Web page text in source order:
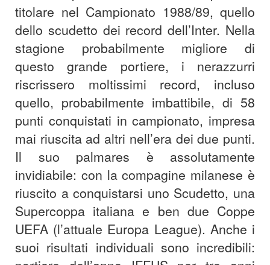
titolare nel Campionato 1988/89, quello
dello scudetto dei record dell’Inter. Nella
stagione probabilmente migliore di
questo grande portiere, i nerazzurri
riscrissero moltissimi record, incluso
quello, probabilmente imbattibile, di 58
punti conquistati in campionato, impresa
mai riuscita ad altri nell’era dei due punti.
Il suo palmares è assolutamente
invidiabile: con la compagine milanese è
riuscito a conquistarsi uno Scudetto, una
Supercoppa italiana e ben due Coppe
UEFA (l’attuale Europa League). Anche i
suoi risultati individuali sono incredibili: